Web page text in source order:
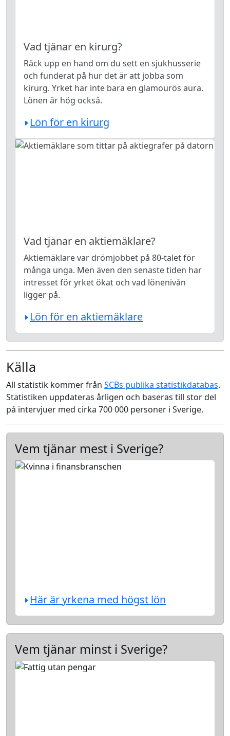
Vad tjänar en kirurg?
Räck upp en hand om du sett en sjukhusserie
och funderat på hur det är att jobba som
kirurg. Yrket har inte bara en glamourös aura.
Lönen är hög också.
Lön för en kirurg
Vad tjänar en aktiemäklare?
Aktiemäklare var drömjobbet på 80-talet för
många unga. Men även den senaste tiden har
intresset för yrket ökat och vad lönenivån
ligger på.
Lön för en aktiemäklare
Källa
All statistik kommer från SCBs publika statistikdatabas.
Statistiken uppdateras årligen och baseras till stor del
på intervjuer med cirka 700 000 personer i Sverige.
Vem tjänar mest i Sverige?
Här är yrkena med högst lön
Vem tjänar minst i Sverige?